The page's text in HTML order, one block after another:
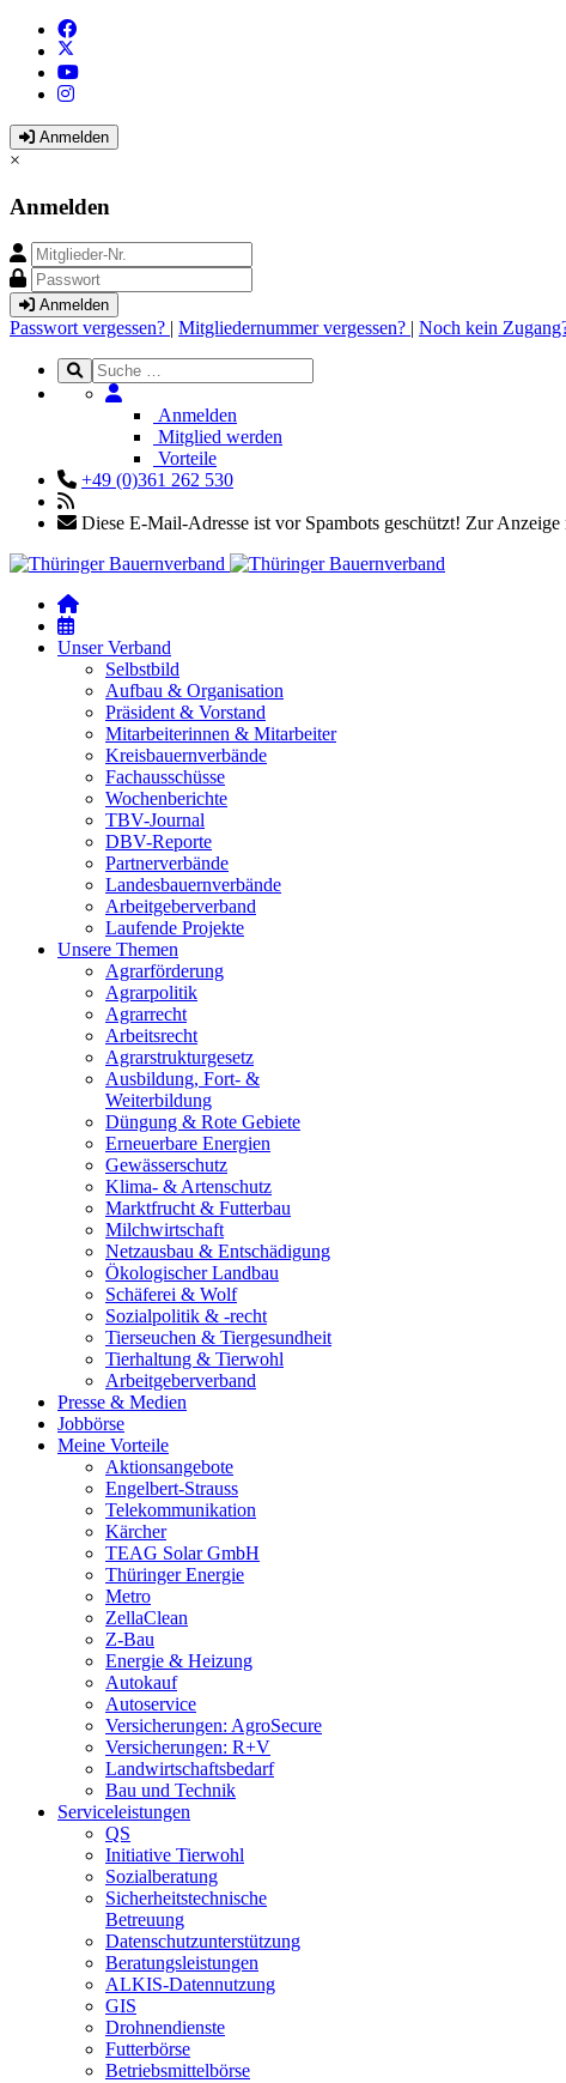
Anmelden
×
Anmelden
Anmelden
Passwort vergessen? | Mitgliedernummer vergessen? | Noch kein
Anmelden
Mitglied werden
Vorteile
+49 (0)361 262 530
Diese E-Mail-Adresse ist vor Spambots geschützt! Zur Anzeige
Unser Verband
Selbstbild
Aufbau & Organisation
Präsident & Vorstand
Mitarbeiterinnen & Mitarbeiter
Kreisbauernverbände
Fachausschüsse
Wochenberichte
TBV-Journal
DBV-Reporte
Partnerverbände
Landesbauernverbände
Arbeitgeberverband
Laufende Projekte
Unsere Themen
Agrarförderung
Agrarpolitik
Agrarrecht
Arbeitsrecht
Agrarstrukturgesetz
Ausbildung, Fort- &
Weiterbildung
Düngung & Rote Gebiete
Erneuerbare Energien
Gewässerschutz
Klima- & Artenschutz
Marktfrucht & Futterbau
Milchwirtschaft
Netzausbau & Entschädigung
Ökologischer Landbau
Schäferei & Wolf
Sozialpolitik & -recht
Tierseuchen & Tiergesundheit
Tierhaltung & Tierwohl
Arbeitgeberverband
Presse & Medien
Jobbörse
Meine Vorteile
Aktionsangebote
Engelbert-Strauss
Telekommunikation
Kärcher
TEAG Solar GmbH
Thüringer Energie
Metro
ZellaClean
Z-Bau
Energie & Heizung
Autokauf
Autoservice
Versicherungen: AgroSecure
Versicherungen: R+V
Landwirtschaftsbedarf
Bau und Technik
Service­­leistungen
QS
Initiative Tierwohl
Sozialberatung
Sicherheitstechnische
Betreuung
Datenschutzunterstützung
Beratungsleistungen
ALKIS-Datennutzung
GIS
Drohnendienste
Futterbörse
Betriebsmittelbörse